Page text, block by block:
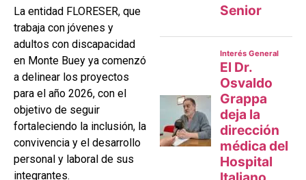
La entidad FLORESER, que
trabaja con jóvenes y
adultos con discapacidad
en Monte Buey ya comenzó
a delinear los proyectos
para el año 2026, con el
objetivo de seguir
fortaleciendo la inclusión, la
convivencia y el desarrollo
personal y laboral de sus
integrantes.